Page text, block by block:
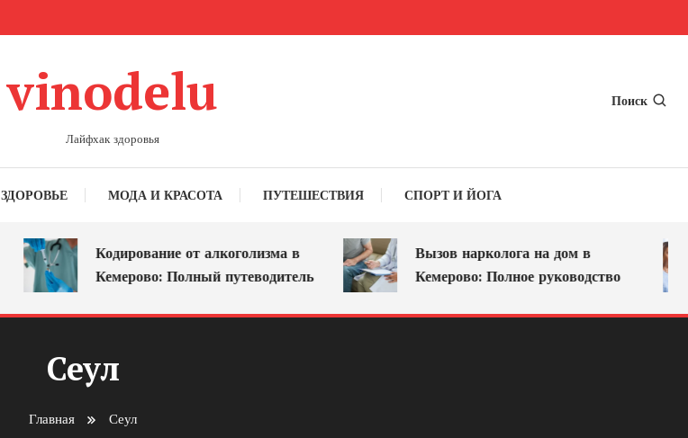
vinodelu
Лайфхак здоровья
Поиск
ЗДОРОВЬЕ МОДА И КРАСОТА ПУТЕШЕСТВИЯ СПОРТ И ЙОГА
Кодирование от алкоголизма в
Кемерово: Полный путеводитель
Вызов нарколога на дом в
Кемерово: Полное руководство
Сеул
Главная Сеул